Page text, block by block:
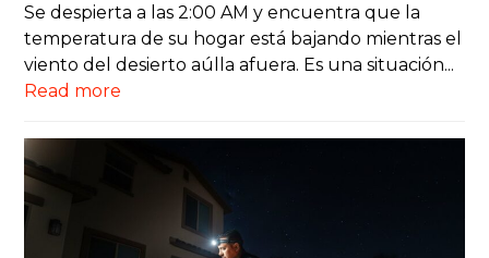
Se despierta a las 2:00 AM y encuentra que la
temperatura de su hogar está bajando mientras el
viento del desierto aúlla afuera. Es una situación...
Read more